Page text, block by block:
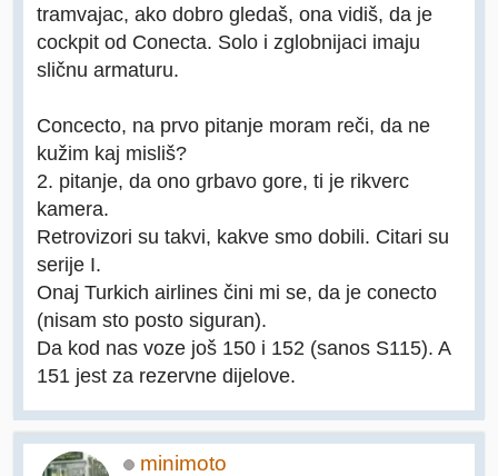
tramvajac, ako dobro gledaš, ona vidiš, da je
cockpit od Conecta. Solo i zglobnijaci imaju
sličnu armaturu.
Concecto, na prvo pitanje moram reči, da ne
kužim kaj misliš?
2. pitanje, da ono grbavo gore, ti je rikverc
kamera.
Retrovizori su takvi, kakve smo dobili. Citari su
serije I.
Onaj Turkich airlines čini mi se, da je conecto
(nisam sto posto siguran).
Da kod nas voze još 150 i 152 (sanos S115). A
151 jest za rezervne dijelove.
minimoto